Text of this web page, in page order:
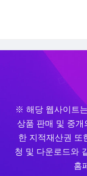
※ 해당 웹사이트
상품 판매 및 중개
한 지적재산권 또
청 및 다운로드와
홈